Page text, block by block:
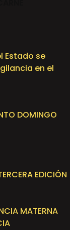
Estado se
en el
DOMINGO
EDICIÓN
MATERNA